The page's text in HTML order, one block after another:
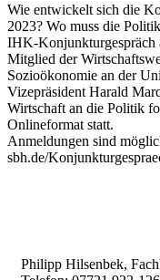
Wie entwickelt sich die
2023? Wo muss die
IHK-Konjunkturgespräch
Mitglied der
Sozioökonomie an der
Vizepräsident Harald
Wirtschaft an die Politik
Onlineformat statt.
Anmeldungen sind
sbh.de/
Philipp Hilsenbek,